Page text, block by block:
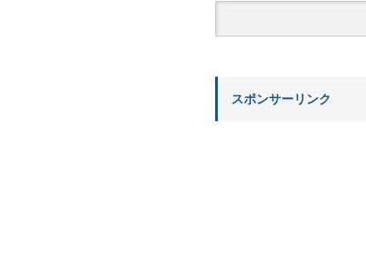
スポンサーリンク